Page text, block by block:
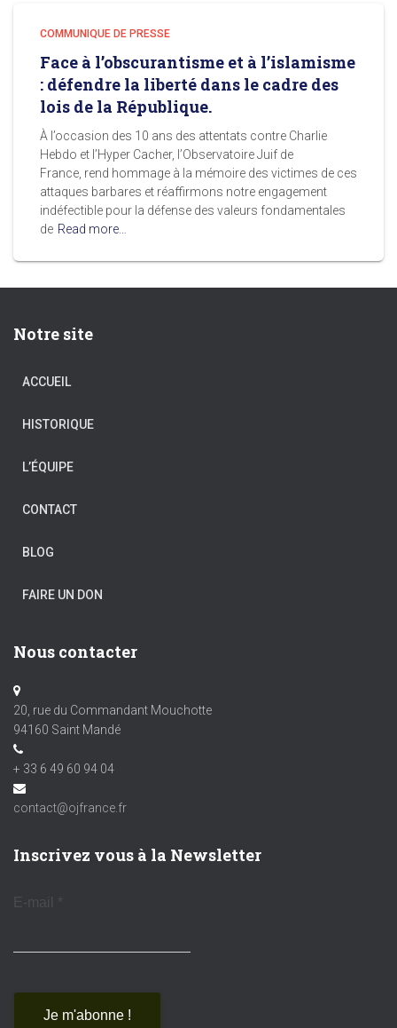
COMMUNIQUE DE PRESSE
Face à l’obscurantisme et à l’islamisme
: défendre la liberté dans le cadre des
lois de la République.
À l’occasion des 10 ans des attentats contre Charlie
Hebdo et l’Hyper Cacher, l’Observatoire Juif de
France, rend hommage à la mémoire des victimes de ces
attaques barbares et réaffirmons notre engagement
indéfectible pour la défense des valeurs fondamentales
de Read more…
Notre site
ACCUEIL
HISTORIQUE
L’ÉQUIPE
CONTACT
BLOG
FAIRE UN DON
Nous contacter
20, rue du Commandant Mouchotte
94160 Saint Mandé
+ 33 6 49 60 94 04
contact@ojfrance.fr
Inscrivez vous à la Newsletter
E-mail *